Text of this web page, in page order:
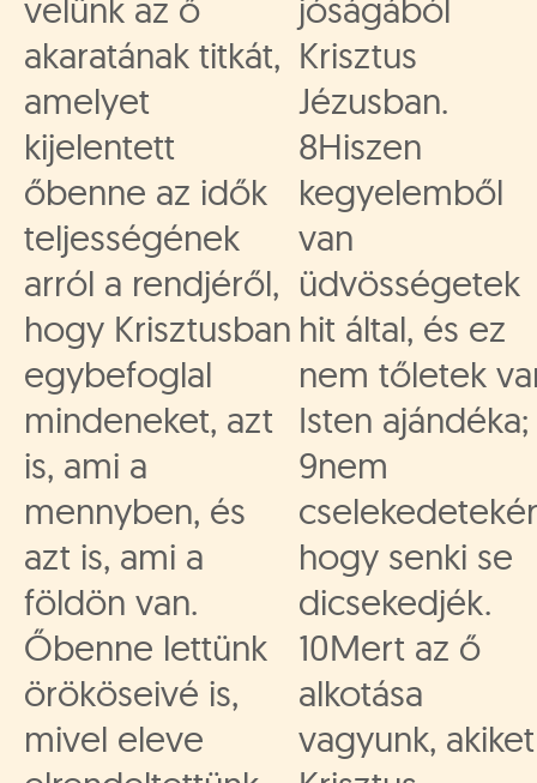
velünk az ő
akaratának titkát,
amelyet
kijelentett
őbenne az idők
teljességének
arról a rendjéről,
hogy Krisztusban
egybefoglal
mindeneket, azt
is, ami a
mennyben, és
azt is, ami a
földön van.
Őbenne lettünk
örököseivé is,
mivel eleve
jóságából
Krisztus
Jézusban.
8Hiszen
kegyelemből
van
üdvösségetek
hit által, és ez
nem tőletek
Isten ajándéka;
9nem
hogy senki se
dicsekedjék.
10Mert az ő
alkotása
vagyunk, akiket